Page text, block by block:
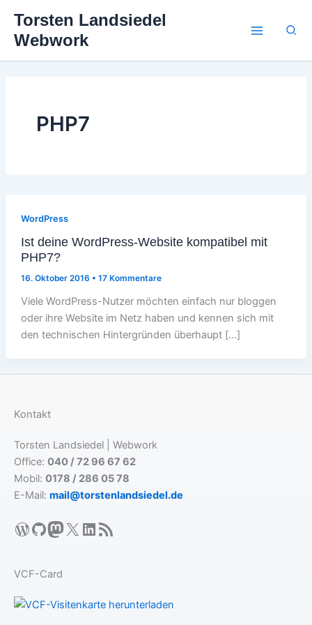
Inhalt
springen
Torsten Landsiedel
Webwork
PHP7
WordPress
Ist deine WordPress-Website kompatibel mit
PHP7?
16. Oktober 2016 • 17 Kommentare
Viele WordPress-Nutzer möchten einfach nur bloggen
oder ihre Website im Netz haben und kennen sich mit
den technischen Hintergründen überhaupt […]
Kontakt
Torsten Landsiedel | Webwork
Office: 040 / 72 96 67 62
Mobil: 0178 / 286 05 78
E-Mail: mail@torstenlandsiedel.de
WordPress
GitHub
Mastodon
X LinkedIn
RSS-Feed
VCF-Card